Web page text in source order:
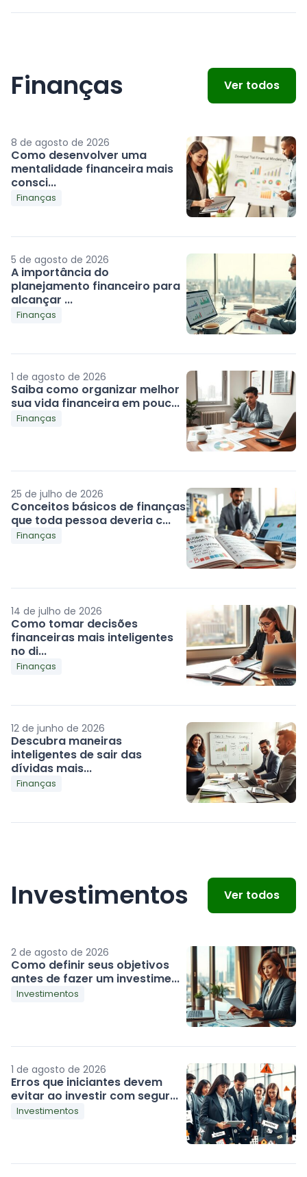
Finanças Ver todos
8 de agosto de 2026
Como desenvolver uma
mentalidade financeira mais
consci...
Finanças
5 de agosto de 2026
A importância do
planejamento financeiro para
alcançar ...
Finanças
1 de agosto de 2026
Saiba como organizar melhor
sua vida financeira em pouc...
Finanças
25 de julho de 2026
Conceitos básicos de finanças
que toda pessoa deveria c...
Finanças
14 de julho de 2026
Como tomar decisões
financeiras mais inteligentes
no di...
Finanças
12 de junho de 2026
Descubra maneiras
inteligentes de sair das
dívidas mais...
Finanças
Investimentos Ver todos
2 de agosto de 2026
Como definir seus objetivos
antes de fazer um investime...
Investimentos
1 de agosto de 2026
Erros que iniciantes devem
evitar ao investir com segur...
Investimentos